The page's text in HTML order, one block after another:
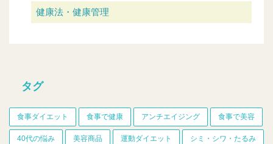
健康法・健康管理
タグ
食事ダイエット 食事で健康 アンチエイジング 食事で美容
40代の悩み 美容商品 運動ダイエット シミ・シワ・たるみ